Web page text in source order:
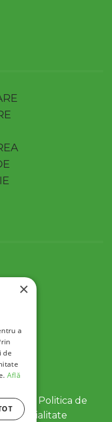
|
Politica de
×
a
de
Află